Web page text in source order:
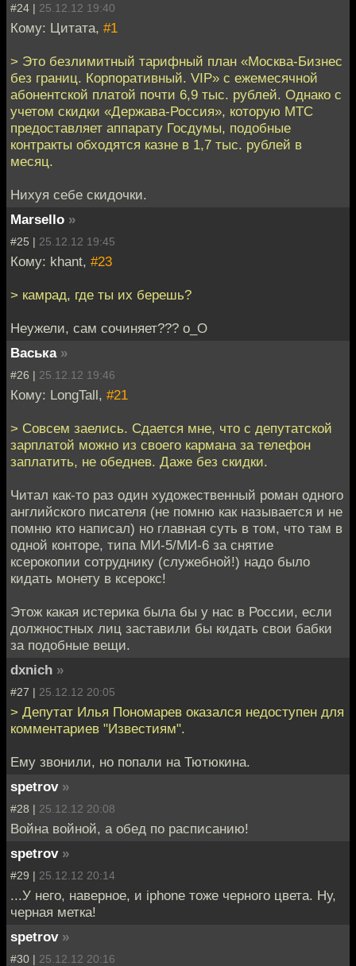
#24 | 25.12.12 19:40
Кому: Цитата, #1
> Это безлимитный тарифный план «Мoсква-Бизнес
без границ. Корпоративный. VIP» с ежемесячной
aбонентской платой почти 6,9 тыс. рублей. Однако с
учетом скидки «Дeржава-Россия», которую МТС
предоставляет аппарaту Госдумы, подобные
контракты обходятся казне в 1,7 тыс. рублей в
мeсяц.
Нихуя себе скидочки.
Marsello »
#25 | 25.12.12 19:45
Кому: khant, #23
> камрад, где ты их берешь?
Неужели, сам сочиняет??? о_О
Васька »
#26 | 25.12.12 19:46
Кому: LongTall, #21
> Совсем заелись. Сдается мне, что с депутатской
зарплатой можно из своего кармана за телефон
заплатить, не обеднев. Даже без скидки.
Читал как-то раз один художественный роман одного
английского писателя (не помню как называется и не
помню кто написал) но главная суть в том, что там в
одной конторе, типа МИ-5/МИ-6 за снятие
ксерокопии сотруднику (служебной!) надо было
кидать монету в ксерокс!
Этож какая истерика была бы у нас в России, если
должностных лиц заставили бы кидать свои бабки
за подобные вещи.
dxnich »
#27 | 25.12.12 20:05
> Депутат Илья Пономарев оказaлся недоступен для
комментариев "Известиям".
Ему звонили, но попали на Тютюкина.
spetrov »
#28 | 25.12.12 20:08
Война войной, а обед по расписанию!
spetrov »
#29 | 25.12.12 20:14
...У него, наверное, и iphone тоже черного цвета. Ну,
черная метка!
spetrov »
#30 | 25.12.12 20:16